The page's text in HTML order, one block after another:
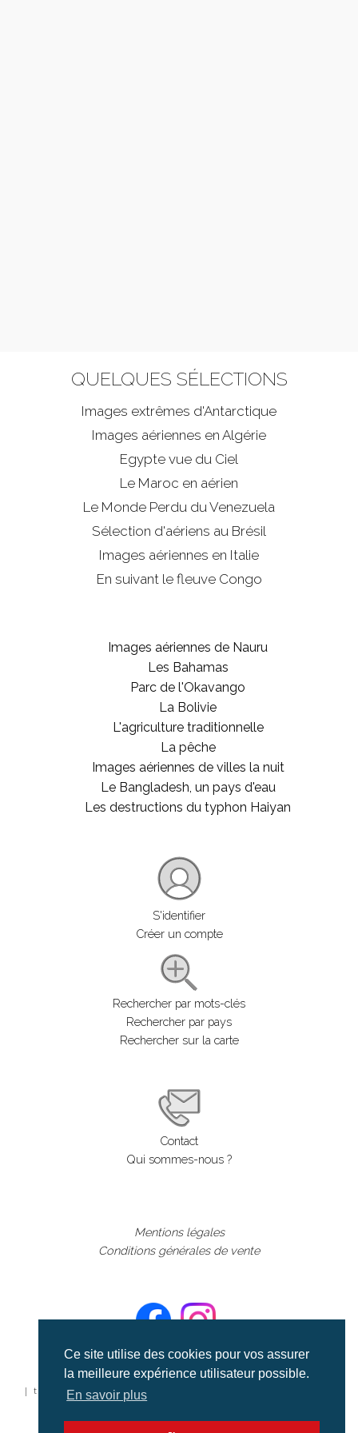
Ce site utilise des cookies pour vos assurer
la meilleure expérience utilisateur possible.
En savoir plus
QUELQUES SÉLECTIONS
Images extrêmes d'Antarctique
Images aériennes en Algérie
Egypte vue du Ciel
Le Maroc en aérien
Le Monde Perdu du Venezuela
Sélection d'aériens au Brésil
Images aériennes en Italie
En suivant le fleuve Congo
Images aériennes de Nauru
Les Bahamas
Parc de l'Okavango
La Bolivie
L'agriculture traditionnelle
La pêche
Images aériennes de villes la nuit
Le Bangladesh, un pays d'eau
Les destructions du typhon Haiyan
S'identifier
Créer un compte
Rechercher par mots-clés
Rechercher par pays
Rechercher sur la carte
Contact
Qui sommes-nous ?
Mentions légales
Conditions générales de vente
©aerialcollection marque déposée 2024
| tous droits réservés | aerialcollection.fr banque d'images
aériennes et documentaires video et cinéma |